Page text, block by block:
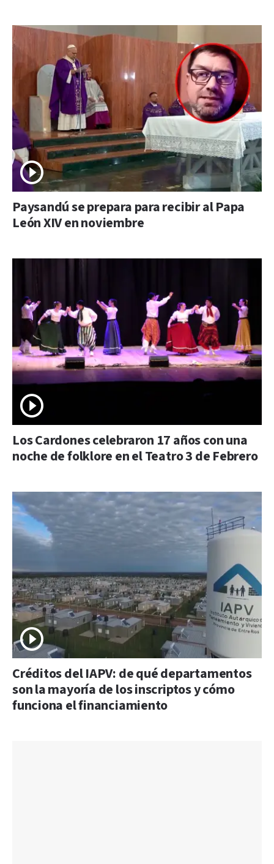
Paysandú se prepara para recibir al Papa
León XIV en noviembre
Los Cardones celebraron 17 años con una
noche de folklore en el Teatro 3 de Febrero
Créditos del IAPV: de qué departamentos
son la mayoría de los inscriptos y cómo
funciona el financiamiento